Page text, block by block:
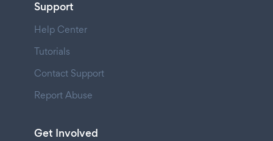
Support
Help Center
Tutorials
Contact Support
Report Abuse
Get Involved